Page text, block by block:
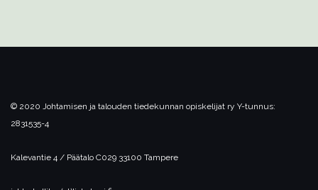
tiedotuksen
© 2020 Johtamisen ja talouden tiedekunnan opiskelijat ry Y-tunnus:
2831535-4
Kalevantie 4 / Päätalo C029 33100 Tampere